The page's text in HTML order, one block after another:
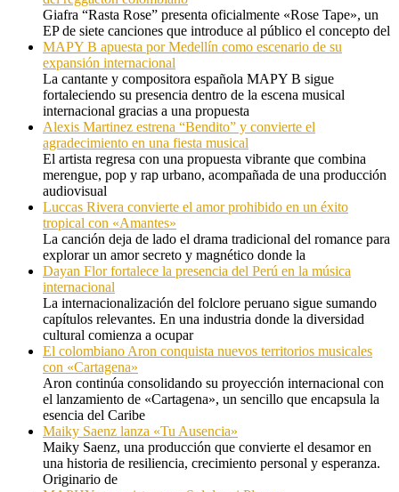
Giafra “Rasta Rose” presenta oficialmente «Rose Tape», un
EP de siete canciones que introduce al público el concepto del
MAPY B apuesta por Medellín como escenario de su
expansión internacional
La cantante y compositora española MAPY B sigue
fortaleciendo su presencia dentro de la escena musical
internacional gracias a una propuesta
Alexis Martinez estrena “Bendito” y convierte el
agradecimiento en una fiesta musical
El artista regresa con una propuesta vibrante que combina
merengue, pop y rap urbano, acompañada de una producción
audiovisual
Luccas Rivera convierte el amor prohibido en un éxito
tropical con «Amantes»
La canción deja de lado el drama tradicional del romance para
explorar un amor secreto y magnético donde la
Dayan Flor fortalece la presencia del Perú en la música
internacional
La internacionalización del folclore peruano sigue sumando
capítulos relevantes. En una industria donde la diversidad
cultural comienza a ocupar
El colombiano Aron conquista nuevos territorios musicales
con «Cartagena»
Aron continúa consolidando su proyección internacional con
el lanzamiento de «Cartagena», un sencillo que encapsula la
esencia del Caribe
Maiky Saenz lanza «Tu Ausencia»
Maiky Saenz, una producción que convierte el desamor en
una historia de resiliencia, crecimiento personal y esperanza.
Originario de